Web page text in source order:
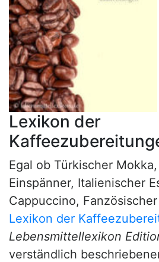
Lexikon der
Egal ob Türkischer
Einspänner, Italienischer
Cappuccino,
Lexikon der
Lebensmittellexikon
verständlich